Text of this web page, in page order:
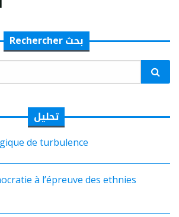
Rechercher بحث
تحليل
de turbulence
à l’épreuve des ethnies